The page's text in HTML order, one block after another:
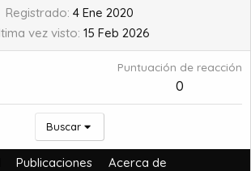
Registrado 4 Ene 2020
vez visto 15 Feb 2026
Puntuación de reacción
0
Buscar
Publicaciones Acerca de